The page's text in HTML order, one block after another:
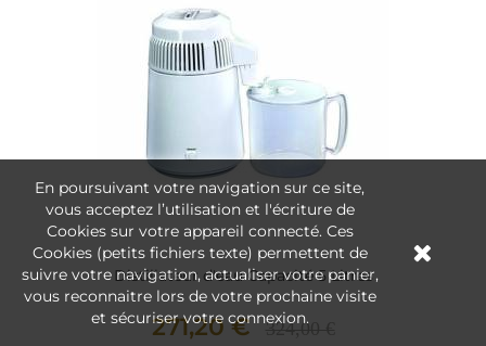
Distillateur d'eau Capacité 5 Litres
271,20 € 324,00 €
En poursuivant votre navigation sur ce site,
vous acceptez l’utilisation et l'écriture de
Cookies sur votre appareil connecté. Ces
Cookies (petits fichiers texte) permettent de
suivre votre navigation, actualiser votre panier,
vous reconnaitre lors de votre prochaine visite
et sécuriser votre connexion.